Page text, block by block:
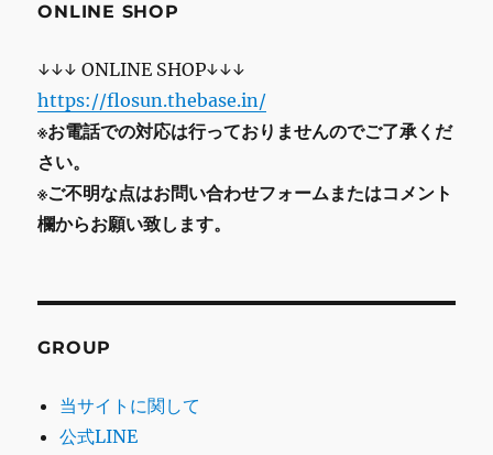
ONLINE SHOP
↓↓↓ ONLINE SHOP↓↓↓
https://flosun.thebase.in/
※お電話での対応は行っておりませんのでご了承くだ
さい。
※ご不明な点はお問い合わせフォームまたはコメント
欄からお願い致します。
GROUP
当サイトに関して
公式LINE